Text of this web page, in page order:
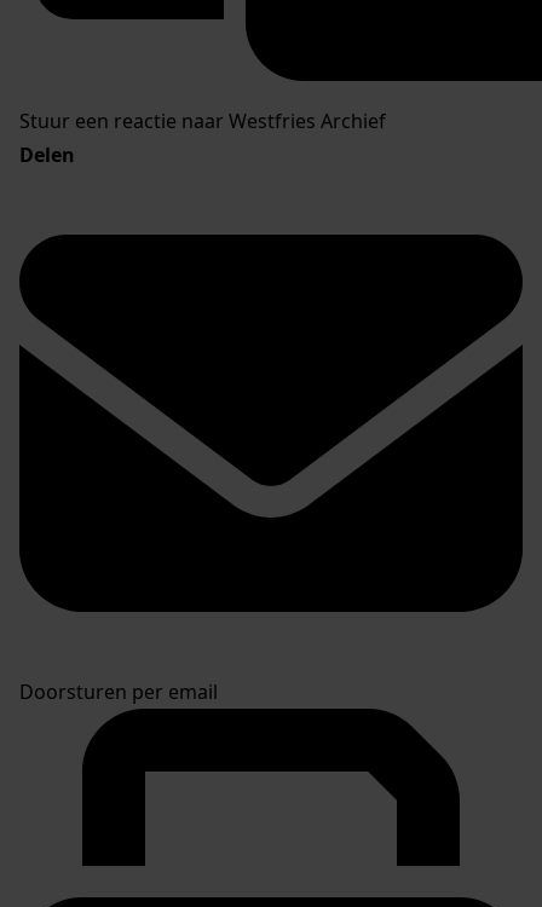
Stuur een reactie naar Westfries Archief
Delen
Doorsturen per email